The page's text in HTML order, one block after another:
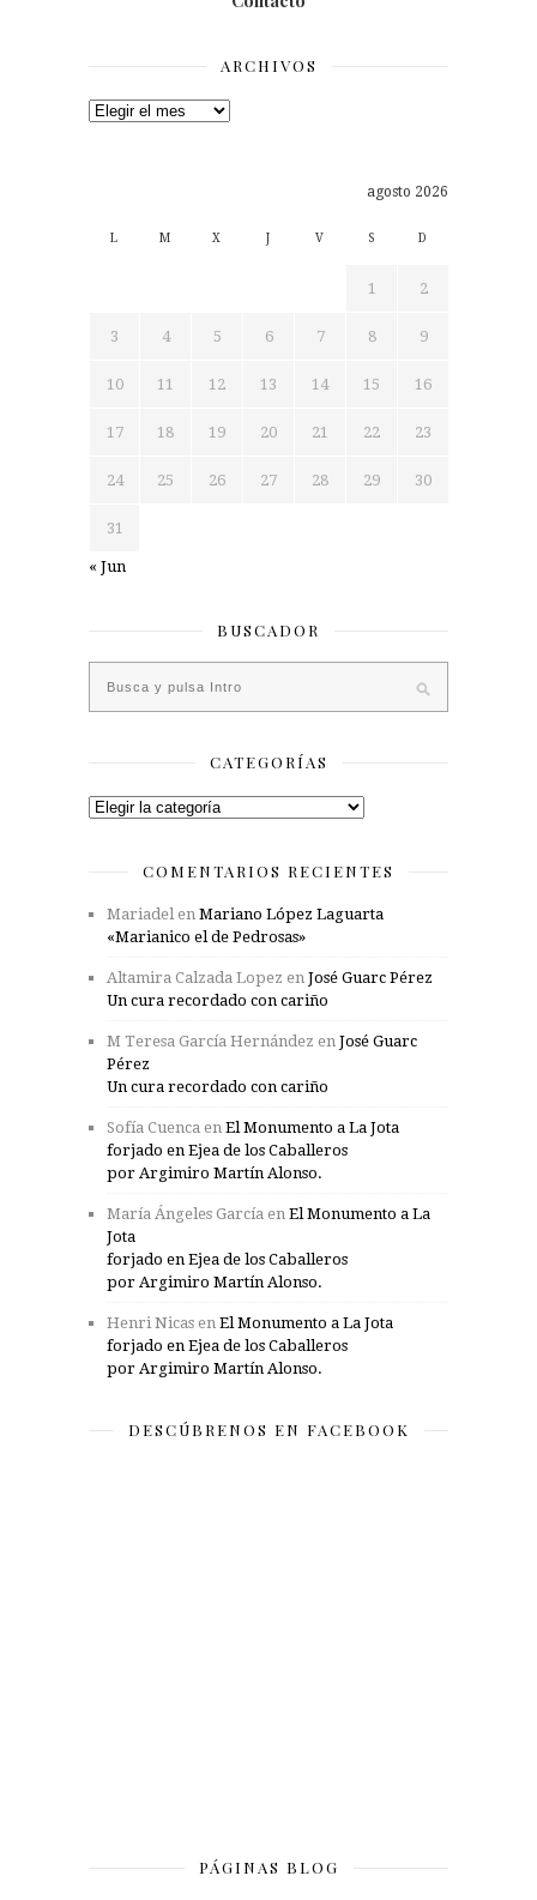
ARCHIVOS
Archivos
agosto 2026
L M X J V S D
1 2
3 4 5 6 7 8 9
10 11 12 13 14 15 16
17 18 19 20 21 22 23
24 25 26 27 28 29 30
31
« Jun
BUSCADOR
CATEGORÍAS
Categorías
COMENTARIOS RECIENTES
Mariadelen Mariano López Laguarta
«Marianico el de Pedrosas»
Altamira Calzada Lopez en José Guarc Pérez
Un cura recordado con cariño
M Teresa García Hernández en José Guarc
Pérez
Un cura recordado con cariño
Sofía Cuenca en El Monumento a La Jota
forjado en Ejea de los Caballeros
por Argimiro Martín Alonso.
María Ángeles García en El Monumento a La
Jota
forjado en Ejea de los Caballeros
por Argimiro Martín Alonso.
Henri Nicas en El Monumento a La Jota
forjado en Ejea de los Caballeros
por Argimiro Martín Alonso.
DESCÚBRENOS EN FACEBOOK
PÁGINAS BLOG